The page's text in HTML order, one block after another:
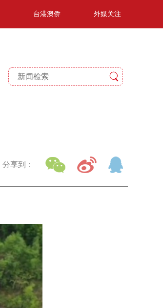
台港澳侨 外媒关注
分享到：